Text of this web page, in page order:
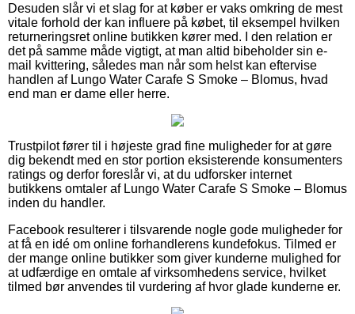
Desuden slår vi et slag for at køber er vaks omkring de mest
vitale forhold der kan influere på købet, til eksempel hvilken
returneringsret online butikken kører med. I den relation er
det på samme måde vigtigt, at man altid bibeholder sin e-
mail kvittering, således man når som helst kan eftervise
handlen af Lungo Water Carafe S Smoke – Blomus, hvad
end man er dame eller herre.
Trustpilot fører til i højeste grad fine muligheder for at gøre
dig bekendt med en stor portion eksisterende konsumenters
ratings og derfor foreslår vi, at du udforsker internet
butikkens omtaler af Lungo Water Carafe S Smoke – Blomus
inden du handler.
Facebook resulterer i tilsvarende nogle gode muligheder for
at få en idé om online forhandlerens kundefokus. Tilmed er
der mange online butikker som giver kunderne mulighed for
at udfærdige en omtale af virksomhedens service, hvilket
tilmed bør anvendes til vurdering af hvor glade kunderne er.